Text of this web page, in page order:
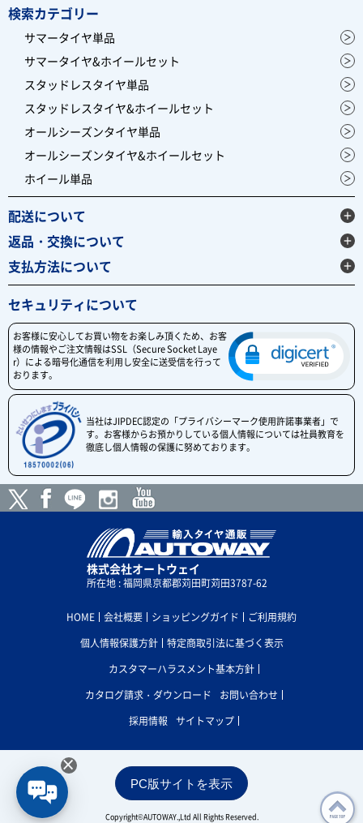
検索カテゴリー
サマータイヤ単品
サマータイヤ&ホイールセット
スタッドレスタイヤ単品
スタッドレスタイヤ&ホイールセット
オールシーズンタイヤ単品
オールシーズンタイヤ&ホイールセット
ホイール単品
配送について
返品・交換について
支払方法について
セキュリティについて
お客様に安心してお買い物をお楽しみ頂くため、お客
様の情報やご注文情報はSSL（Secure Socket Laye
r）による暗号化通信を利用し安全に送受信を行って
おります。
当社はJIPDEC認定の「プライバシーマーク使用許諾事業者」で
す。お客様からお預かりしている個人情報については社員教育を
徹底し個人情報の保護に努めております。
株式会社オートウェイ
所在地 : 福岡県京都郡苅田町苅田3787-62
HOME 会社概要 ショッピングガイド
ご利用規約
個人情報保護方針
特定商取引法に基づく表示
カスタマーハラスメント基本方針
カタログ請求・ダウンロード
お問い合わせ
採用情報
サイトマップ
PC版サイトを表示
Copyright©AUTOWAY.,Ltd All Rights Reserved.
×